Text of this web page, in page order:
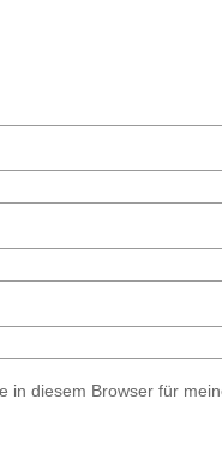
in diesem Browser für